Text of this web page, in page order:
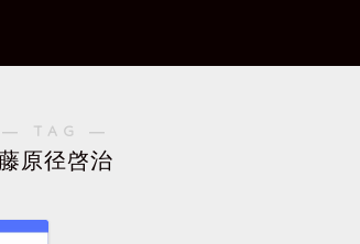
― TAG ―
原径啓治